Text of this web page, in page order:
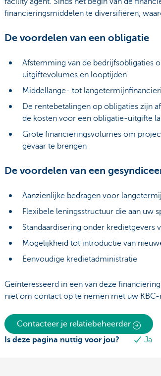
financieringsmiddelen te diversifiëren,
De voordelen van een obligatie
Afstemming van de bedrijfsobligaties
uitgiftevolumes en looptijden
Middellange- tot
De rentebetalingen op obligaties zijn
de kosten voor een obligatie-uitgifte
Grote financieringsvolumes om
gevaar te brengen
De voordelen van een
Aanzienlijke bedragen voor
Flexibele leningsstructuur die aan uw
Standaardisering onder
Mogelijkheid tot introductie van
Eenvoudige kredietadministratie
Geïnteresseerd in een van deze
niet om contact op te nemen met uw
Contacteer je relatiebeheerder
Is deze pagina nuttig voor jou?
Ja